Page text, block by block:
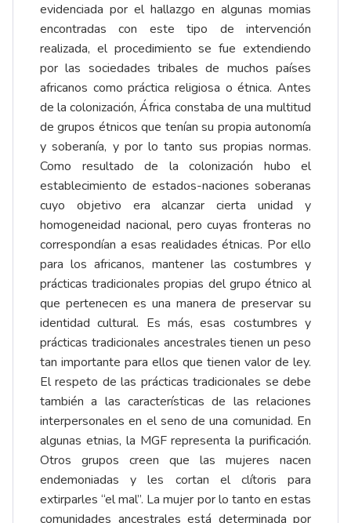
evidenciada por el hallazgo en algunas momias
encontradas con este tipo de intervención
realizada, el procedimiento se fue extendiendo
por las sociedades tribales de muchos países
africanos como práctica religiosa o étnica. Antes
de la colonización, África constaba de una multitud
de grupos étnicos que tenían su propia autonomía
y soberanía, y por lo tanto sus propias normas.
Como resultado de la colonización hubo el
establecimiento de estados-naciones soberanas
cuyo objetivo era alcanzar cierta unidad y
homogeneidad nacional, pero cuyas fronteras no
correspondían a esas realidades étnicas. Por ello
para los africanos, mantener las costumbres y
prácticas tradicionales propias del grupo étnico al
que pertenecen es una manera de preservar su
identidad cultural. Es más, esas costumbres y
prácticas tradicionales ancestrales tienen un peso
tan importante para ellos que tienen valor de ley.
El respeto de las prácticas tradicionales se debe
también a las características de las relaciones
interpersonales en el seno de una comunidad. En
algunas etnias, la MGF representa la purificación.
Otros grupos creen que las mujeres nacen
endemoniadas y les cortan el clítoris para
extirparles “el mal”. La mujer por lo tanto en estas
comunidades ancestrales está determinada por